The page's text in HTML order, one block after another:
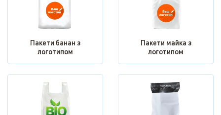
Пакети банан з
логотипом
Пакети майка з
логотипом